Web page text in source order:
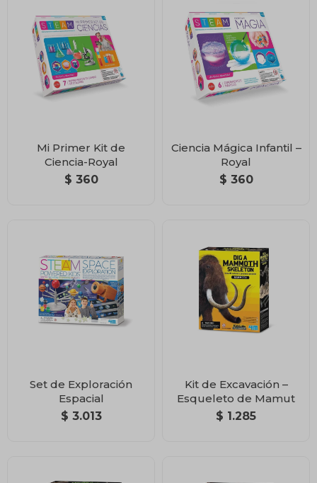
Mi Primer Kit de
Ciencia-Royal
$ 360
Ciencia Mágica Infantil –
Royal
$ 360
Set de Exploración
Espacial
$ 3.013
Kit de Excavación –
Esqueleto de Mamut
$ 1.285